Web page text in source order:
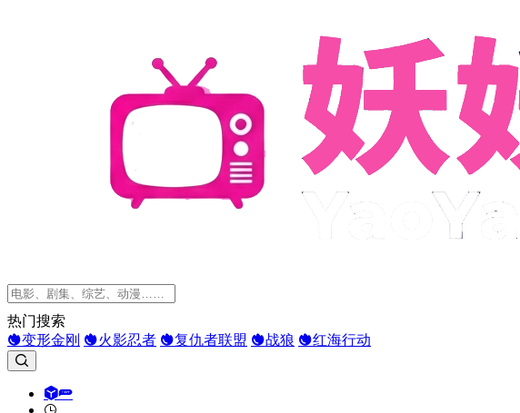
热门搜索
变形金刚
火影忍者 复仇者联盟 战狼 红海行动